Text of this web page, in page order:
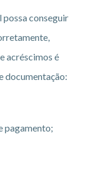
possa conseguir
acréscimos é
documentação:
pagamento;